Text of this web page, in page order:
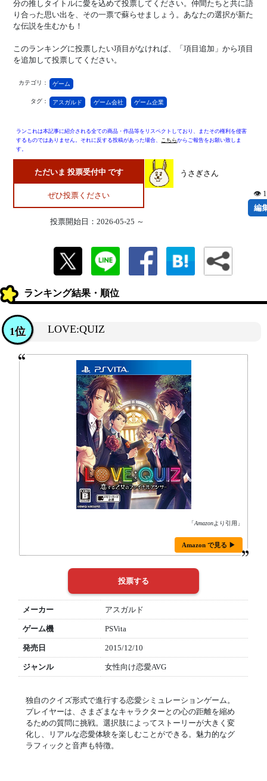
分の推しタイトルに愛を込めて投票してください。仲間たちと共に語
り合った思い出を、その一票で蘇らせましょう。あなたの選択が新た
な伝説を生むかも！
このランキングに投票したい項目がなければ、「項目追加」から項目
を追加して投票してください。
カテゴリ： ゲーム
タグ： アスガルド ゲーム会社 ゲーム企業
ランこれは本記事に紹介される全ての商品・作品等をリスペクトしており、またその権利を侵害
するものではありません。それに反する投稿があった場合、 こちらからご報告をお願い致しま
す。
ただいま 投票受付中 です
ぜひ投票ください
投票開始日：2026-05-25 ～
うさぎさん
👁
編
ランキング結果・順位
LOVE:QUIZ
1位
「Amazonより引用」
Amazon で見る ▶
メーカー アスガルド
ゲーム機 PSVita
発売日 2015/12/10
ジャンル 女性向け恋愛AVG
独自のクイズ形式で進行する恋愛シミュレーションゲーム。
プレイヤーは、さまざまなキャラクターとの心の距離を縮め
るための質問に挑戦。選択肢によってストーリーが大きく変
化し、リアルな恋愛体験を楽しむことができる。魅力的なグ
ラフィックと音声も特徴。